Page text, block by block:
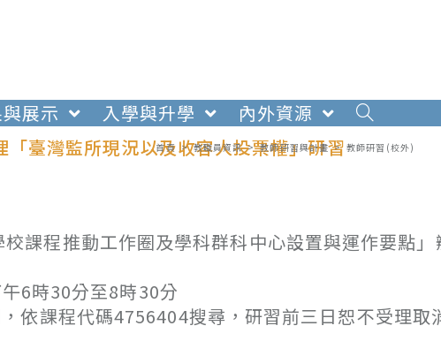
展示 入學與升學
內外資源
臺灣監所現況以及收容人投票權」研習
首頁 > 教職員資訊 > 教師研習與計畫 > 教師研習(校外)
課程推動工作圈及學科群科中心設置與運作要點
時30分至8時30分
課程代碼4756404搜尋，研習前三日恕不受理取